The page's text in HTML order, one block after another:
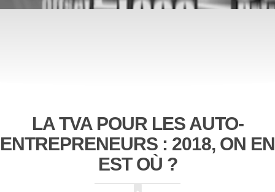
LA TVA POUR LES AUTO-
ENTREPRENEURS : 2018, ON EN
EST OÙ ?